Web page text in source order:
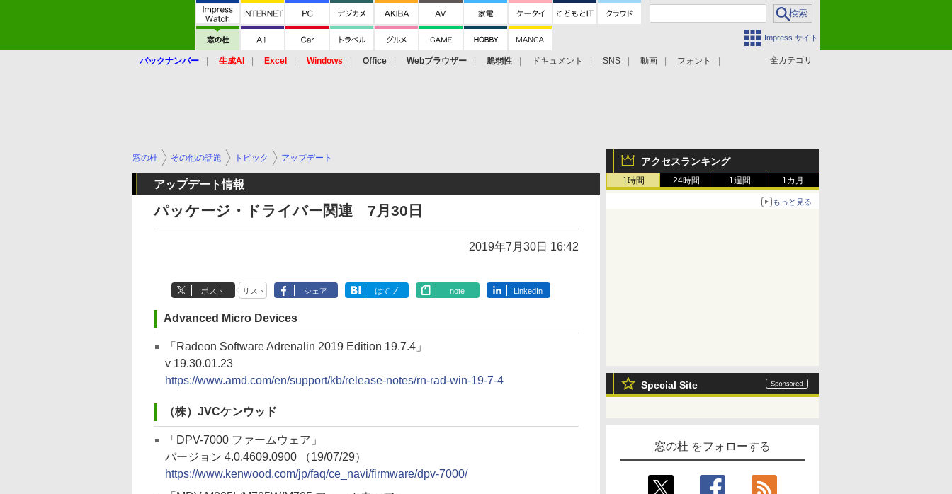
Impress サイト
全カテゴリ
バックナンバー 生成AI Excel Windows Office Webブラウザー 脆弱性 ドキュメント SNS 動画 フォント
アクセスランキング
1時間 24時間 1週間 1カ月
もっと見る
Special Site
窓の杜 をフォローする
窓の杜 その他の話題 トピック アップデート
アップデート情報
パッケージ・ドライバー関連 7月30日
2019年7月30日 16:42
ポスト リスト シェア はてブ note LinkedIn
Advanced Micro Devices
「Radeon Software Adrenalin 2019 Edition 19.7.4」
v 19.30.01.23
https://www.amd.com/en/support/kb/release-notes/rn-rad-win-19-7-4
（株）JVCケンウッド
「DPV-7000 ファームウェア」
バージョン 4.0.4609.0900 （19/07/29）
https://www.kenwood.com/jp/faq/ce_navi/firmware/dpv-7000/